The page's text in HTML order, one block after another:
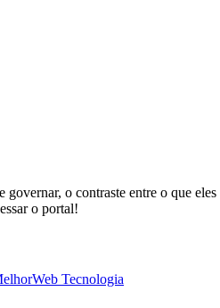
o contraste entre o que
o portal!
Tecnologia